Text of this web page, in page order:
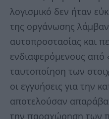
λογισμικό δεν ήταν
της οργάνωσης
αυτοπροστασίας και
ενδιαφερόμενους από
ταυτοποίηση των
οι εγγυήσεις για την
αποτελούσαν
την παραχώρηση των